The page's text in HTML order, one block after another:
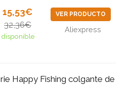
15,53€
32,36€
disponible
VER PRODUCTO
Aliexpress
Happy Fishing colgante de